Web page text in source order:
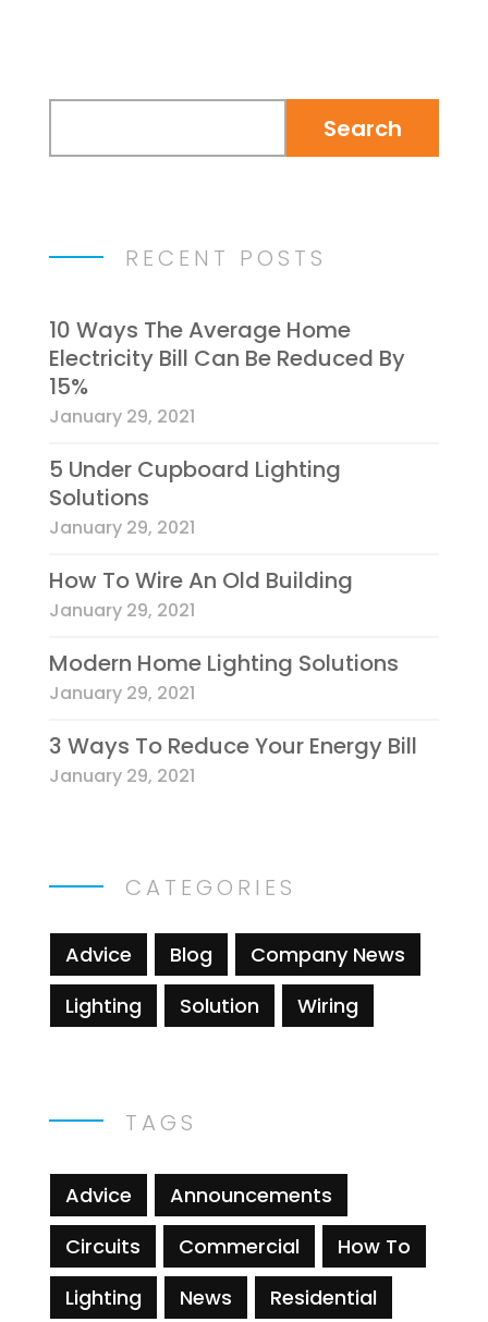
RECENT POSTS
10 Ways The Average Home
Electricity Bill Can Be Reduced By
15%
January 29, 2021
5 Under Cupboard Lighting
Solutions
January 29, 2021
How To Wire An Old Building
January 29, 2021
Modern Home Lighting Solutions
January 29, 2021
3 Ways To Reduce Your Energy Bill
January 29, 2021
CATEGORIES
Advice Blog
Company News
Lighting
Solution Wiring
TAGS
Advice
Announcements
Circuits
Commercial
How To
Lighting
News
Residential